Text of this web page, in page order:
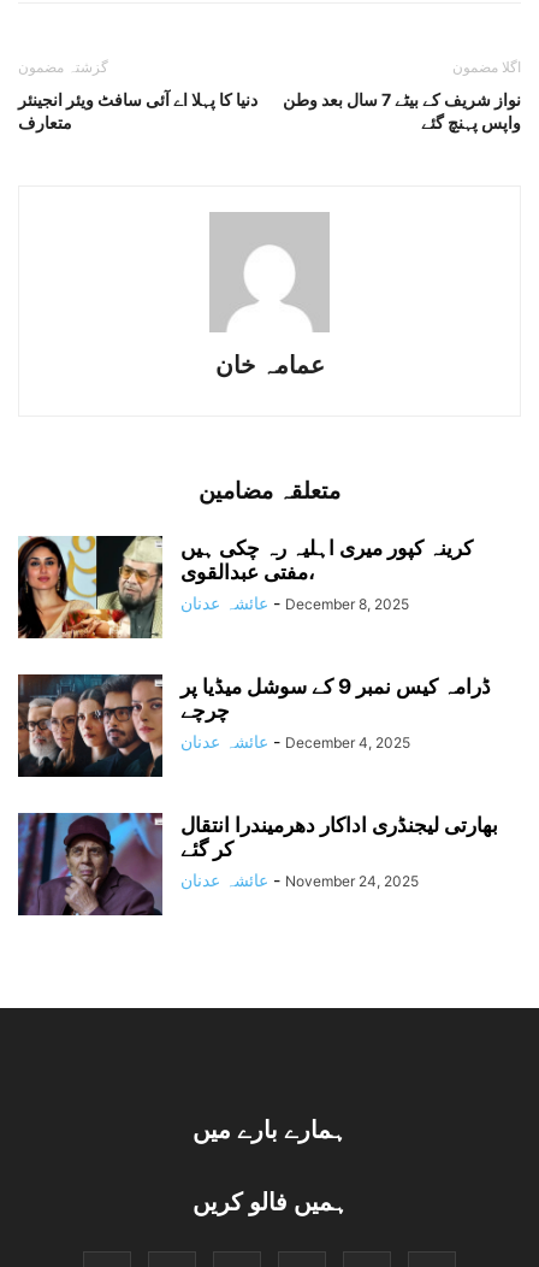
گزشتہ مضمون
دنیا کا پہلا اے آئی سافٹ ویئر انجینئر
متعارف
اگلا مضمون
نواز شریف کے بیٹے 7 سال بعد وطن
واپس پہنچ گئے
عمامہ خان
متعلقہ مضامین
کرینہ کپور میری اہلیہ رہ چکی ہیں
،مفتی عبدالقوی
عائشہ عدنان - December 8, 2025
ڈرامہ کیس نمبر 9 کے سوشل میڈیا پر
چرچے
عائشہ عدنان - December 4, 2025
بھارتی لیجنڈری اداکار دھرمیندرا انتقال
کر گئے
عائشہ عدنان - November 24, 2025
ہمارے بارے میں
ہمیں فالو کریں